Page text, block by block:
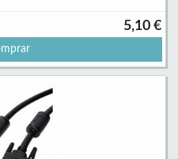
5,10 €